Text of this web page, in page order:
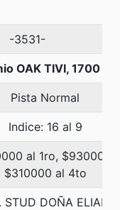
-3531-
OAK TIVI, 1700
Pista Normal
Indice: 16 al 9
al 1ro, $930000
$310000 al 4to
STUD DOÑA ELIANA